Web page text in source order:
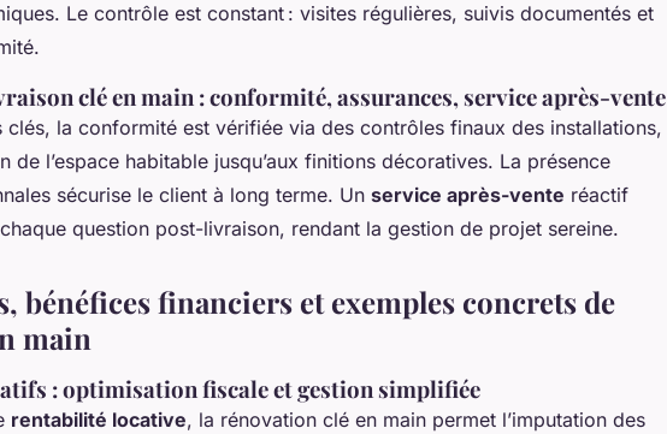
Le contrôle est constant : visites régulières, suivis documentés et
clé en main : conformité, assurances, service après-vente
clés, la conformité est vérifiée via des contrôles finaux des installations,
de l’espace habitable jusqu’aux finitions décoratives. La présence
sécurise le client à long terme. Un service après-vente réactif
question post-livraison, rendant la gestion de projet sereine.
bénéfices financiers et exemples concrets de
main
: optimisation fiscale et gestion simplifiée
rentabilité locative, la rénovation clé en main permet l’imputation des